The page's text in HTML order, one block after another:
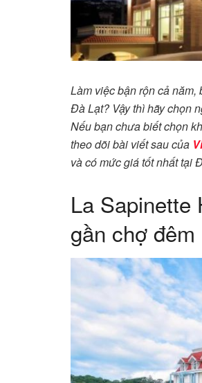
Làm việc bận rộn cả
Đà Lạt? Vậy thì hãy chọn
Nếu bạn chưa biết chọn
theo dõi bài viết sau của
và có mức giá tốt nhất tại
La
gần chợ đêm